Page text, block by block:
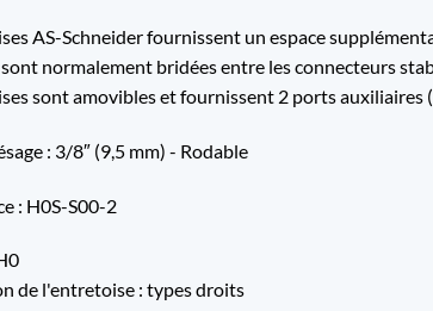
AS-Schneider fournissent un espace
normalement bridées entre les connecteurs
sont amovibles et fournissent 2 ports auxiliaires
: 3/8″ (9,5 mm) - Rodable
: H0S-S00-2
de l'entretoise : types droits